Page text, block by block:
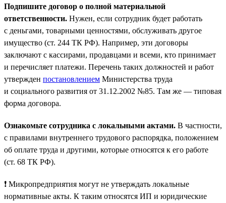
Подпишите договор о полной материальной
ответственности. Нужен, если сотрудник будет работать
с деньгами, товарными ценностями, обслуживать другое
имущество (ст. 244 ТК РФ). Например, эти договоры
заключают с кассирами, продавцами и всеми, кто принимает
и перечисляет платежи. Перечень таких должностей и работ
утвержден постановлением Министерства труда
и социального развития от 31.12.2002 №85. Там же — типовая
форма договора.
Ознакомьте сотрудника с локальными актами. В частности,
с правилами внутреннего трудового распорядка, положением
об оплате труда и другими, которые относятся к его работе
(ст. 68 ТК РФ).
❗ Микропредприятия могут не утверждать локальные
нормативные акты. К таким относятся ИП и юридические